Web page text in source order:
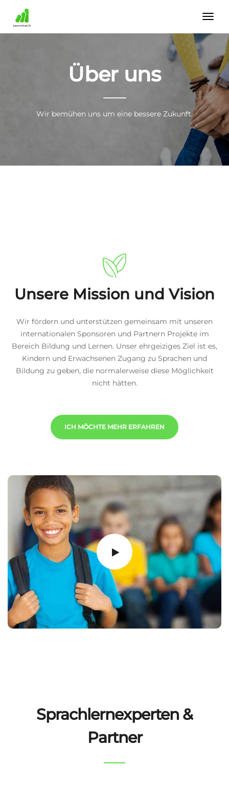
Über uns
Wir bemühen uns um eine bessere Zukunft.
Unsere Mission und Vision
Wir fördern und unterstützen gemeinsam mit unseren
internationalen Sponsoren und Partnern Projekte im
Bereich Bildung und Lernen. Unser ehrgeiziges Ziel ist es,
Kindern und Erwachsenen Zugang zu Sprachen und
Bildung zu geben, die normalerweise diese Möglichkeit
nicht hätten.
ICH MÖCHTE MEHR ERFAHREN
Sprachlernexperten &
Partner